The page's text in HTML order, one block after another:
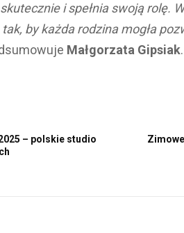
i spełnia swoją rolę.
by każda rodzina mogła
Małgorzata Gipsiak.
– polskie studio